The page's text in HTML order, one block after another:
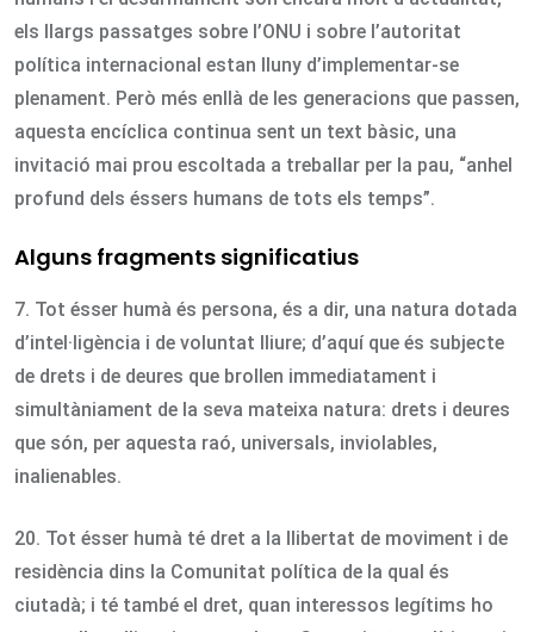
els llargs passatges sobre l’ONU i sobre l’autoritat
política internacional estan lluny d’implementar-se
plenament. Però més enllà de les generacions que passen,
aquesta encíclica continua sent un text bàsic, una
invitació mai prou escoltada a treballar per la pau, “anhel
profund dels éssers humans de tots els temps”.
Alguns fragments significatius
7. Tot ésser humà és persona, és a dir, una natura dotada
d’intel·ligència i de voluntat lliure; d’aquí que és subjecte
de drets i de deures que brollen immediatament i
simultàniament de la seva mateixa natura: drets i deures
que són, per aquesta raó, universals, inviolables,
inalienables.
20. Tot ésser humà té dret a la llibertat de moviment i de
residència dins la Comunitat política de la qual és
ciutadà; i té també el dret, quan interessos legítims ho